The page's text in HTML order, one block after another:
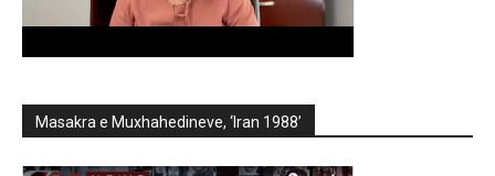
Masakra e Muxhahedineve, ‘Iran 1988’